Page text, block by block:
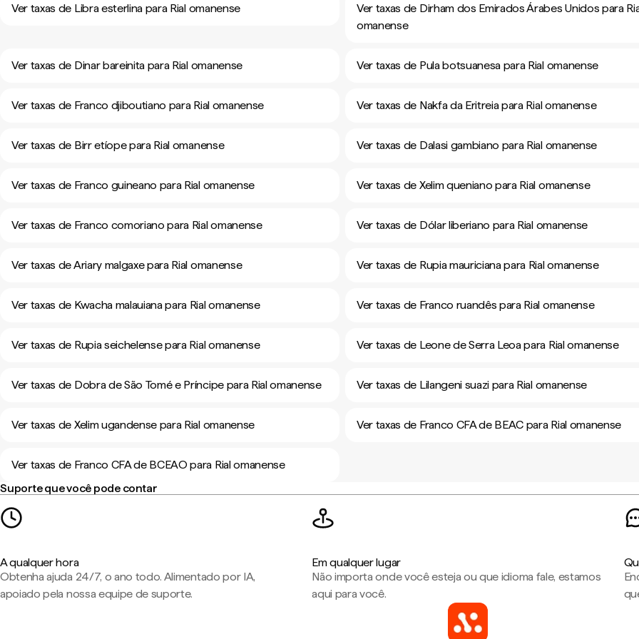
Ver taxas de Libra esterlina para Rial omanense
Ver taxas de Dirham dos Emirados Árabes Unidos para
omanense
Ver taxas de Dinar bareinita para Rial omanense Ver taxas de Pula botsuanesa para Rial omanense
Ver taxas de Franco djiboutiano para Rial omanense Ver taxas de Nakfa da Eritreia para Rial omanense
Ver taxas de Birr etíope para Rial omanense Ver taxas de Dalasi gambiano para Rial omanense
Ver taxas de Franco guineano para Rial omanense Ver taxas de Xelim queniano para Rial omanense
Ver taxas de Franco comoriano para Rial omanense Ver taxas de Dólar liberiano para Rial omanense
Ver taxas de Ariary malgaxe para Rial omanense Ver taxas de Rupia mauriciana para Rial omanense
Ver taxas de Kwacha malauiana para Rial omanense Ver taxas de Franco ruandês para Rial omanense
Ver taxas de Rupia seichelense para Rial omanense Ver taxas de Leone de Serra Leoa para Rial omanense
Ver taxas de Dobra de São Tomé e Príncipe para Rial omanense Ver taxas de Lilangeni suazi para Rial omanense
Ver taxas de Xelim ugandense para Rial omanense Ver taxas de Franco CFA de BEAC para Rial omanense
Ver taxas de Franco CFA de BCEAO para Rial omanense
Suporte que você pode contar
A qualquer hora
Obtenha ajuda 24/7, o ano todo. Alimentado por IA,
apoiado pela nossa equipe de suporte.
Em qualquer lugar
Não importa onde você esteja ou que idioma fale, estamos
aqui para você.